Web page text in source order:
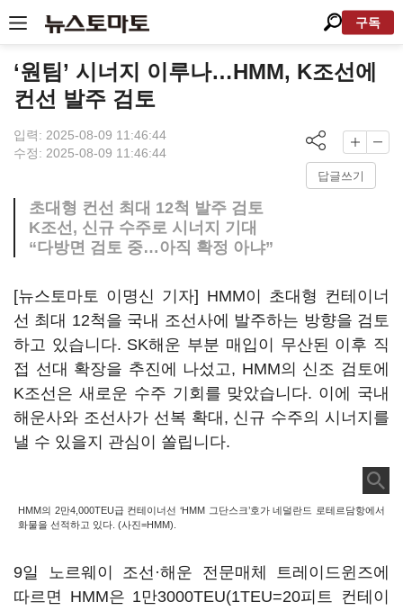
구독
‘원팀’ 시너지 이루나…HMM, K조선에
컨선 발주 검토
입력: 2025-08-09 11:46:44
수정: 2025-08-09 11:46:44
답글쓰기
초대형 컨선 최대 12척 발주 검토
K조선, 신규 수주로 시너지 기대
“다방면 검토 중…아직 확정 아냐”
[뉴스토마토 이명신 기자] HMM이 초대형 컨테이너
선 최대 12척을 국내 조선사에 발주하는 방향을 검토
하고 있습니다. SK해운 부분 매입이 무산된 이후 직
접 선대 확장을 추진에 나섰고, HMM의 신조 검토에
K조선은 새로운 수주 기회를 맞았습니다. 이에 국내
해운사와 조선사가 선복 확대, 신규 수주의 시너지를
낼 수 있을지 관심이 쏠립니다.
HMM의 2만4,000TEU급 컨테이너선 ‘HMM 그단스크’호가 네덜란드 로테르담항에서
화물을 선적하고 있다. (사진=HMM).
9일 노르웨이 조선·해운 전문매체 트레이드윈즈에
따르면 HMM은 1만3000TEU(1TEU=20피트 컨테이